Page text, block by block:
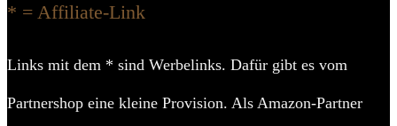
* = Affiliate-Link
Links mit dem * sind Werbelinks. Dafür gibt es vom
Partnershop eine kleine Provision. Als Amazon-Partner